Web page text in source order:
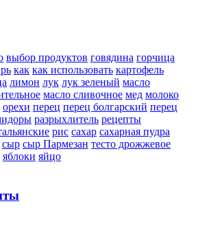
выбор продуктов говядина горчица
как как использовать картофель
лимон лук лук зеленый масло
масло сливочное мед молоко
орехи перец перец болгарский перец
разрыхлитель рецепты
рис сахар сахарная пудра
сыр сыр Пармезан тесто дрожжевое
яблоки яйцо